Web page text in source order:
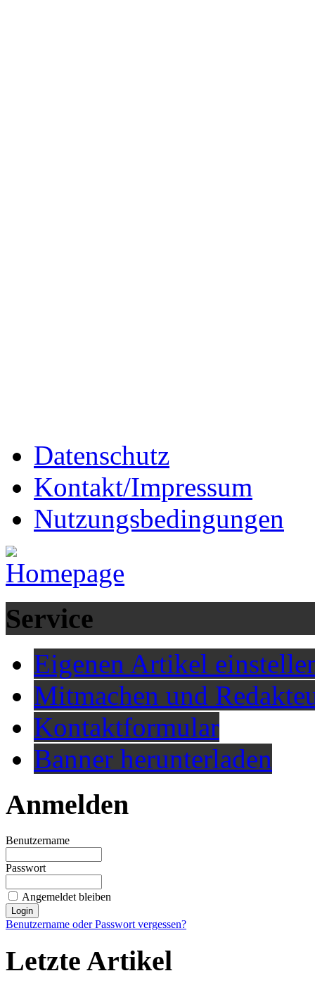
Datenschutz
Kontakt/Impressum
Nutzungsbedingungen
Service
Eigenen Artikel
Mitmachen und
Kontaktformular
Banner herunterladen
Anmelden
Benutzername
Passwort
Angemeldet bleiben
Benutzername oder Passwort vergessen?
Letzte Artikel